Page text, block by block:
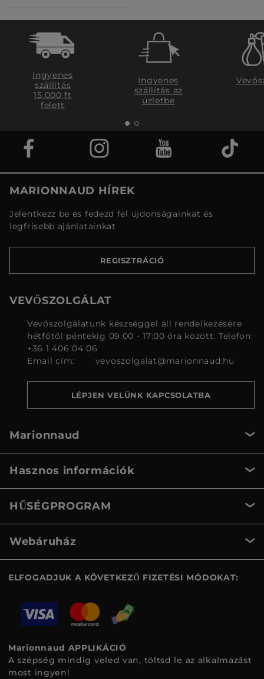
Ingyenes
szállítás
15.000 ft
felett
Ingyenes
szállítás az
üzletbe
MARIONNAUD HÍREK
Jelentkezz be és fedezd fel újdonságainkat és
legfrisebb ajánlatainkat
REGISZTRÁCIÓ
VEVŐSZOLGÁLAT
Vevőszolgálatunk készséggel áll rendelkezésére
hétfőtől péntekig 09:00 - 17:00 óra között. Telefon:
+36 1 406 04 06
Email cím:
vevoszolgalat@marionnaud.hu
LÉPJEN VELÜNK KAPCSOLATBA
Marionnaud
Hasznos információk
HŰSÉGPROGRAM
Webáruház
ELFOGADJUK A KÖVETKEZŐ FIZETÉSI MÓDOKAT:
Marionnaud APPLIKÁCIÓ
A szépség mindig veled van, töltsd le az alkalmazást
most ingyen!